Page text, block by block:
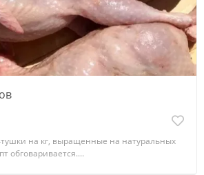
на кг, выращенные на натуральных
обговаривается....